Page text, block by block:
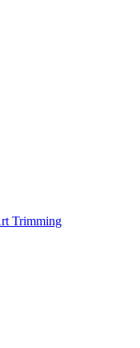
Trimming